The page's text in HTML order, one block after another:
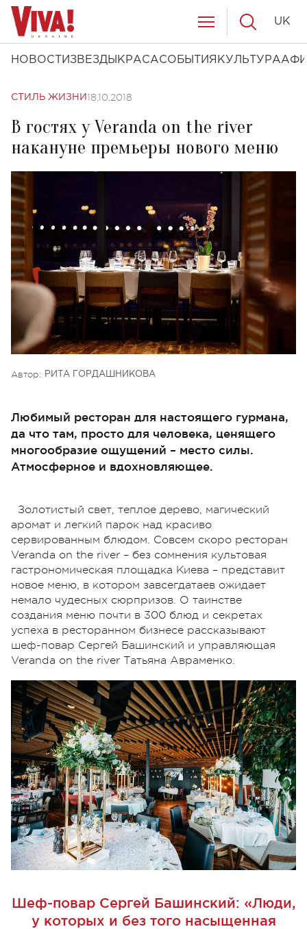
НОВОСТИ ЗВЕЗДЫ КРАСАСОБЫТИЯ КУЛЬТУРА
UK
СТИЛЬ ЖИЗНИ 18.10.2018
В гостях у Veranda on the river
накануне премьеры нового меню
Автор: РИТА ГОРДАШНИКОВА
Любимый ресторан для настоящего гурмана,
да что там, просто для человека, ценящего
многообразие ощущений – место силы.
Атмосферное и вдохновляющее.
Золотистый свет, теплое дерево, магический
аромат и легкий парок над красиво
сервированным блюдом. Совсем скоро ресторан
Veranda on the river – без сомнения культовая
гастрономическая площадка Киева – представит
новое меню, в котором завсегдатаев ожидает
немало чудесных сюрпризов. О таинстве
создания меню почти в 300 блюд и секретах
успеха в ресторанном бизнесе рассказывают
шеф-повар Сергей Башинский и управляющая
Veranda on the river Татьяна Авраменко.
Шеф-повар Сергей Башинский: «Люди,
у которых и без того насыщенная